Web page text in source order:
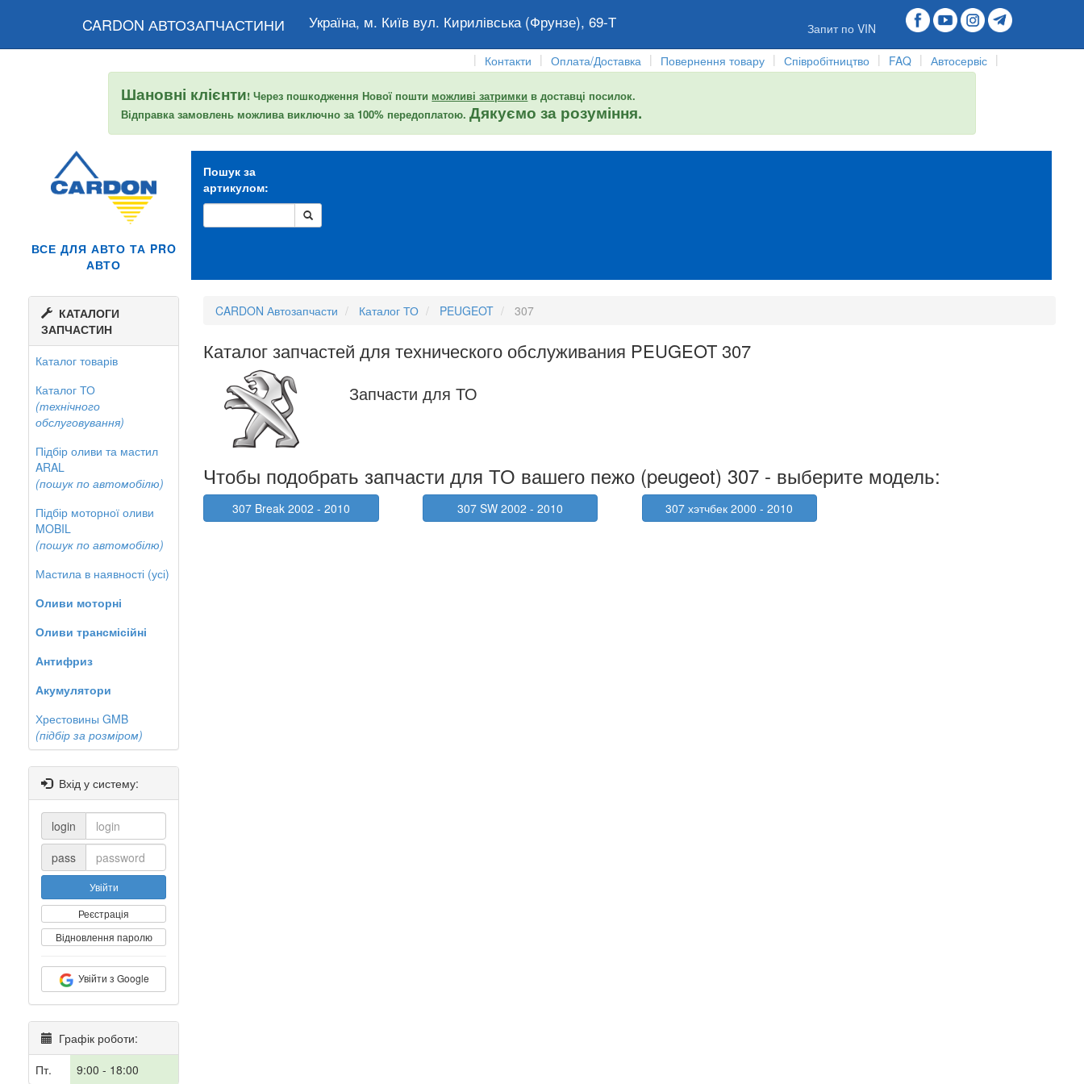
CARDON АВТОЗАПЧАСТИНИ Україна, м. Київ вул. Кирилівська (Фрунзе), 69-Т
Запит по VIN
|
Контакти | Оплата/Доставка | Повернення товару | Співробітництво | FAQ | Автосервіс |
Шановні клієнти! Через пошкодження Нової пошти можливі затримки в доставці посилок.
Відправка замовлень можлива виключно за 100% передоплатою.Дякуємо за розуміння.
ВСЕ ДЛЯ АВТО ТА PRO
АВТО
Пошук за
артикулом:
КАТАЛОГИ
ЗАПЧАСТИН
Каталог товарів
Каталог ТО
(технічного
обслуговування)
Підбір оливи та мастил
ARAL
(пошук по автомобілю)
Підбір моторної оливи
MOBIL
(пошук по автомобілю)
Мастила в наявності (усі)
Оливи моторні
Оливи трансмісійні
Антифриз
Акумулятори
Хрестовины GMB
(підбір за розміром)
Вхід у систему:
login
pass
Увійти
Реєстрація
Відновлення паролю
Увійти з Google
Графік роботи:
Пт.
9:00 - 18:00
CARDON Автозапчасти Каталог ТО PEUGEOT 307
Каталог запчастей для технического обслуживания PEUGEOT 307
Запчасти для ТО
Чтобы подобрать запчасти для ТО вашего пежо (peugeot) 307 - выберите модель:
307 Break 2002 - 2010 307 SW 2002 - 2010 307 хэтчбек 2000 - 2010